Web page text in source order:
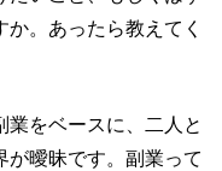
。あったら教えてく
をベースに、二人と
が曖昧です。副業って